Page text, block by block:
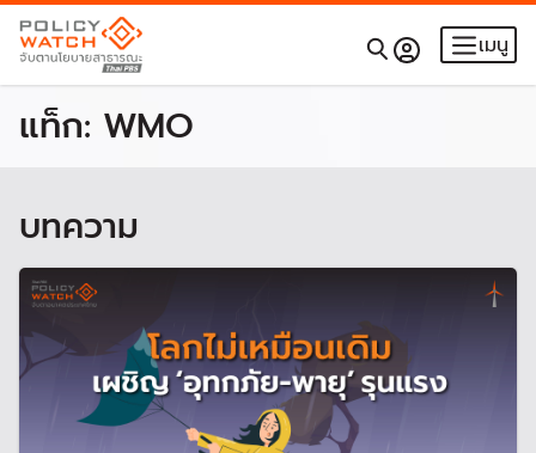
เมนู
แท็ก: WMO
บทความ